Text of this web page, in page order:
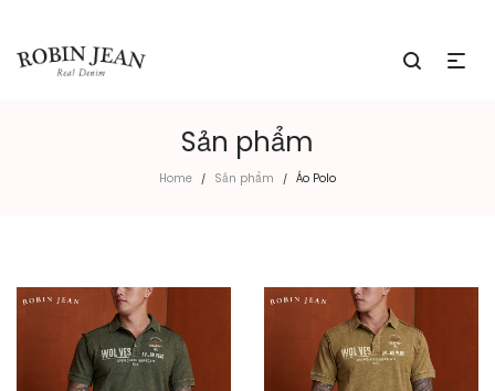
Sản phẩm
Home / Sản phẩm / Áo Polo